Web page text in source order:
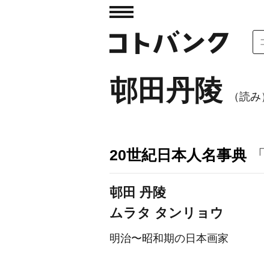
邨田丹陵 （読
20世紀日本人名事典
邨田 丹陵
ムラタ タンリョウ
明治〜昭和期の日本画家